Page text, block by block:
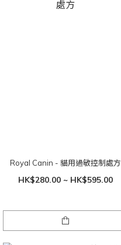
Royal Canin - 貓用過敏控制處方
HK$280.00 ~ HK$595.00